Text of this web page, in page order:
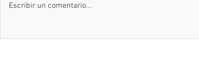
Escribir un comentario...